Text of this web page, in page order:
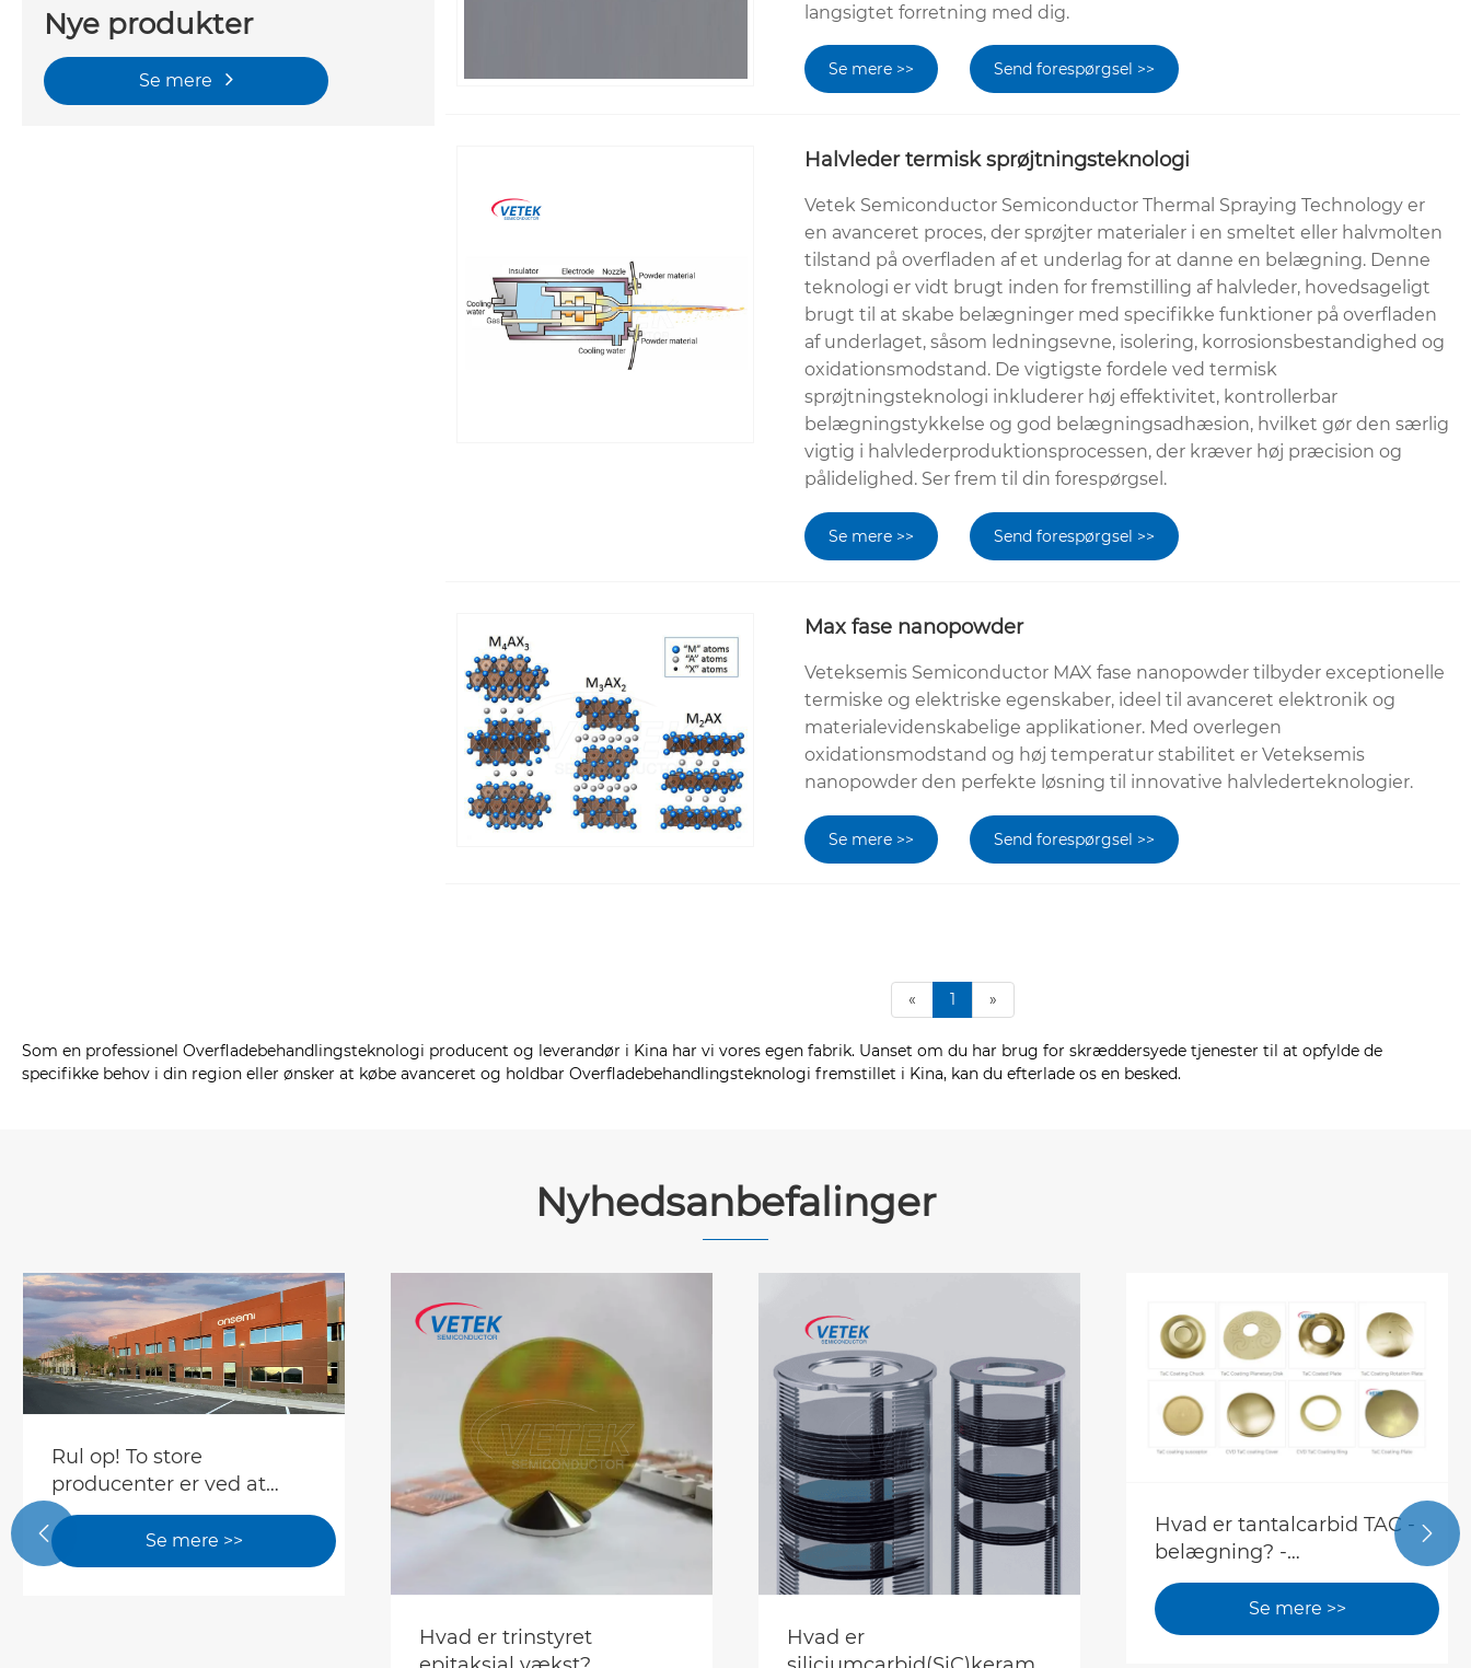
Nye produkter
Se mere
langsigtet forretning med dig.
Se mere >> Send forespørgsel >>
Halvleder termisk sprøjtningsteknologi
Vetek Semiconductor Semiconductor Thermal Spraying Technology er
en avanceret proces, der sprøjter materialer i en smeltet eller halvmolten
tilstand på overfladen af ​​et underlag for at danne en belægning. Denne
teknologi er vidt brugt inden for fremstilling af halvleder, hovedsageligt
brugt til at skabe belægninger med specifikke funktioner på overfladen
af ​​underlaget, såsom ledningsevne, isolering, korrosionsbestandighed og
oxidationsmodstand. De vigtigste fordele ved termisk
sprøjtningsteknologi inkluderer høj effektivitet, kontrollerbar
belægningstykkelse og god belægningsadhæsion, hvilket gør den særlig
vigtig i halvlederproduktionsprocessen, der kræver høj præcision og
pålidelighed. Ser frem til din forespørgsel.
Se mere >> Send forespørgsel >>
Max fase nanopowder
Veteksemis Semiconductor MAX fase nanopowder tilbyder exceptionelle
termiske og elektriske egenskaber, ideel til avanceret elektronik og
materialevidenskabelige applikationer. Med overlegen
oxidationsmodstand og høj temperatur stabilitet er Veteksemis
nanopowder den perfekte løsning til innovative halvlederteknologier.
Se mere >> Send forespørgsel >>
« 1 »
Som en professionel Overfladebehandlingsteknologi producent og leverandør i Kina har vi vores egen fabrik. Uanset om du har brug for skræddersyede tjenester til at opfylde de
specifikke behov i din region eller ønsker at købe avanceret og holdbar Overfladebehandlingsteknologi fremstillet i Kina, kan du efterlade os en besked.
Nyhedsanbefalinger
Rul op! To store
producenter er ved at
masseproducere 8-
tommer siliciumcarbid
Se mere >>
Hvad er trinstyret
Hvad er
Hvad er tantalcarbid TAC -
belægning? -
Veteksemicon
Se mere >>
 